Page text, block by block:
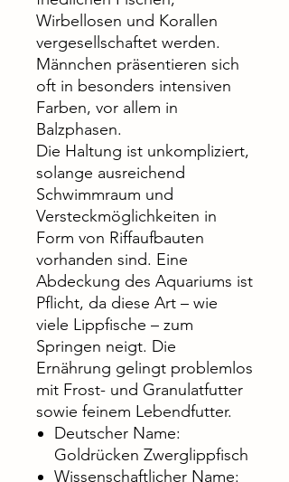
Wirbellosen und Korallen
vergesellschaftet werden.
Männchen präsentieren sich
oft in besonders intensiven
Farben, vor allem in
Balzphasen.
Die Haltung ist unkompliziert,
solange ausreichend
Schwimmraum und
Versteckmöglichkeiten in
Form von Riffaufbauten
vorhanden sind. Eine
Abdeckung des Aquariums ist
Pflicht, da diese Art – wie
viele Lippfische – zum
Springen neigt. Die
Ernährung gelingt problemlos
mit Frost- und Granulatfutter
sowie feinem Lebendfutter.
Deutscher Name:
Goldrücken Zwerglippfisch
Wissenschaftlicher Name: